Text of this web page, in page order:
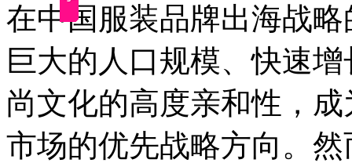
在中国服装品牌出海战
巨大的人口规模、快速
尚文化的高度亲和性，
市场的优先战略方向。